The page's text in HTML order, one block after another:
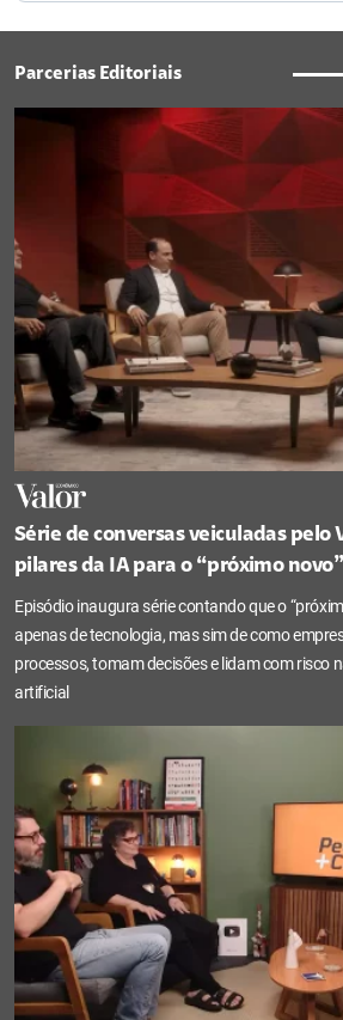
Parcerias Editoriais
Série de conversas veiculadas pelo
pilares da IA para o “próximo novo”
Episódio inaugura série contando que o
apenas de tecnologia, mas sim de como
processos, tomam decisões e lidam com risco
artificial